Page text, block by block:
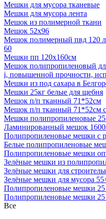
Мешки для мусора тканевые
Мешки для мусора лента
Мешок из полимерной ткани
Мешок 52x96
Мешок полимерный пвд 120
60
Мешки пп 120х160см
Мешок полипропиленовый
i, повышенной прочности,
Мешки из под сахара в
Мешки 25кг белые для щебня
Мешок п/п тканный 71*52см
Мешок п/п тканный 71*52см
Мешки полипропиленовые 25
Ламинированный мешок
Полипропиленовые мешки с
Белые полипропиленовые
Полипропиленовые мешки
Зелёные мешки из
Зелёные мешки для
Зелёные мешки для мусора
Полипропиленовые мешки
Полипропиленовые мешки 25
Все